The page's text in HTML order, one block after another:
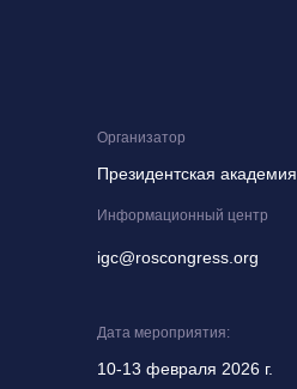
Дата мероприятия:
10-13 февраля 2026 г.
Президентская академия
igc@roscongress.org
Организатор
Информационный центр